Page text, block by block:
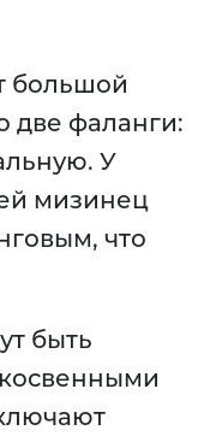
большой
две фаланги:
У
мизинец
что
быть